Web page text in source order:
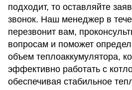
подходит, то оставляйте
звонок. Наш менеджер в
перезвонит вам,
вопросам и поможет
объем теплоаккумулятора,
эффективно работать с
обеспечивая стабильное